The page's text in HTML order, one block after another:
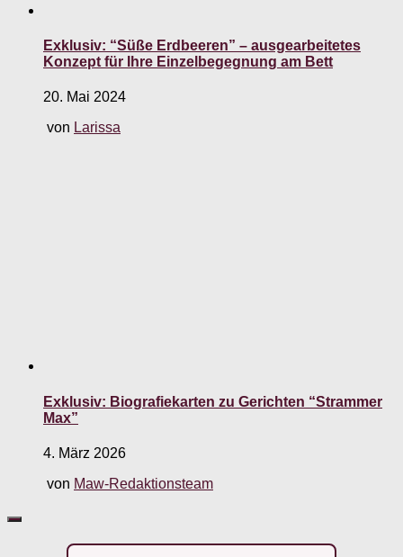
Exklusiv: “Süße Erdbeeren” – ausgearbeitetes
Konzept für Ihre Einzelbegegnung am Bett
20. Mai 2024
von Larissa
Exklusiv: Biografiekarten zu Gerichten “Strammer
Max”
4. März 2026
von Maw-Redaktionsteam